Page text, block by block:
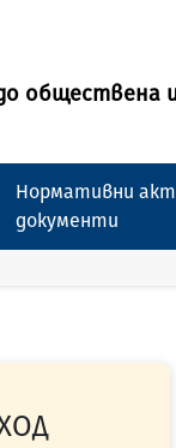
обществена
Нормативни
документи